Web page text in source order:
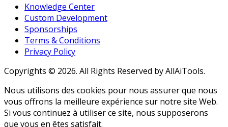
Knowledge Center
Custom Development
Sponsorships
Terms & Conditions
Privacy Policy
Copyrights © 2026. All Rights Reserved by AllAiTools.
Nous utilisons des cookies pour nous assurer que nous
vous offrons la meilleure expérience sur notre site Web.
Si vous continuez à utiliser ce site, nous supposerons
que vous en êtes satisfait.